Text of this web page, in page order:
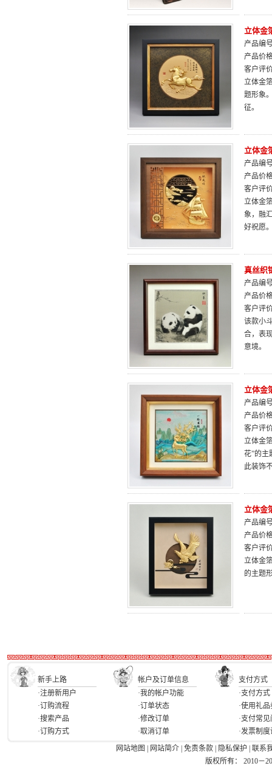
立体金
产品编
产品价
客户评
立体金
题形象
征。
立体金
产品编
产品价
客户评
立体金
象，融
好祝愿
真丝织
产品编
产品价
客户评
该款小
合，表
意境。
立体金
产品编
产品价
客户评
立体金
花”的主
此装饰
立体金
产品编
产品价
客户评
立体金
的主题
新手上路 帐户及订单信息
支付方式
·注册新用户
·订购流程
·搜索产品
·订购方式
·我的帐户功能
·订单状态
·修改订单
·取消订单
·支付方式
·使用礼品
·支付常
·发票制
网站地图
网站简介 免责条款 隐私保护
联系
版权所有： 2010－